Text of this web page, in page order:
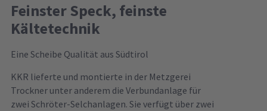
Feinster Speck, feinste
Kältetechnik
Eine Scheibe Qualität aus Südtirol
KKR lieferte und montierte in der Metzgerei
Trockner unter anderem die Verbundanlage für
zwei Schröter-Selchanlagen. Sie verfügt über zwei